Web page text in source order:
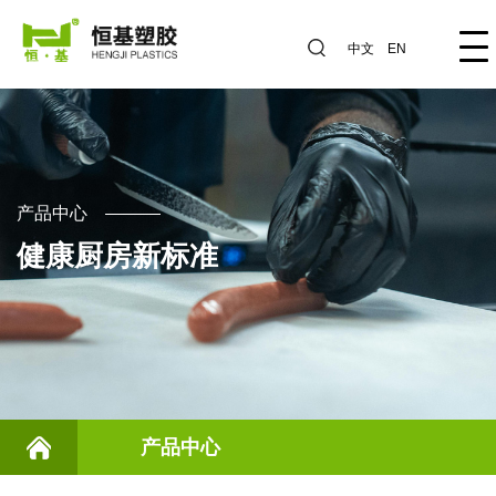
中文 EN
产品中心
健康厨房新标准
产品中心